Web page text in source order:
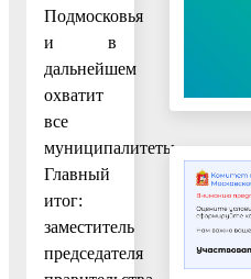
Подмосковья
и в
дальнейшем
охватит
все
муниципалитеты.
Главный
итог:
заместитель
председателя